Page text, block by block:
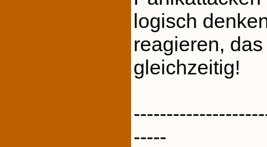
logisch
reagieren,
gleichzeitig!
-----